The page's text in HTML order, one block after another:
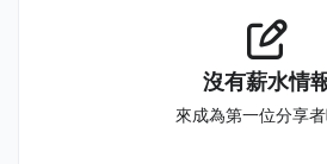
沒有薪水情
來成為第一位分享者